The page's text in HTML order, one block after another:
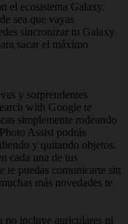
el ecosistema Galaxy.
sea que vayas
sincronizar tu Galaxy
sacar el máximo
y sorprendentes
with Google te
simplemente rodeando
Assist podrás
y quitando objetos.
cada una de tus
te puedas comunicarte sin
más novedades te
no incluye auriculares ni